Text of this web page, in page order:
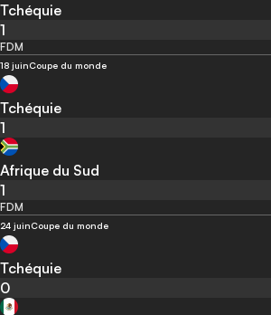
Tchéquie
1
FDM
18 juinCoupe du monde
Tchéquie
1
Afrique du Sud
1
FDM
24 juinCoupe du monde
Tchéquie
0